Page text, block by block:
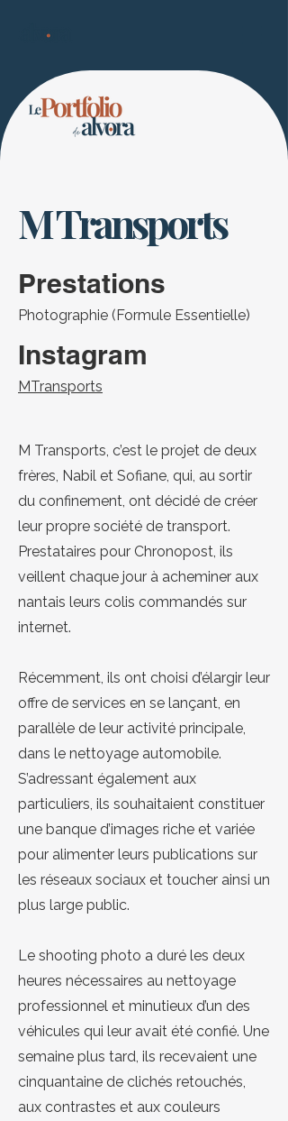
M Transports
Prestations
Photographie (Formule Essentielle)
Instagram
MTransports
M Transports, c’est le projet de deux
frères, Nabil et Sofiane, qui, au sortir
du confinement, ont décidé de créer
leur propre société de transport.
Prestataires pour Chronopost, ils
veillent chaque jour à acheminer aux
nantais leurs colis commandés sur
internet.
Récemment, ils ont choisi d’élargir leur
offre de services en se lançant, en
parallèle de leur activité principale,
dans le nettoyage automobile.
S’adressant également aux
particuliers, ils souhaitaient constituer
une banque d’images riche et variée
pour alimenter leurs publications sur
les réseaux sociaux et toucher ainsi un
plus large public.
Le shooting photo a duré les deux
heures nécessaires au nettoyage
professionnel et minutieux d’un des
véhicules qui leur avait été confié. Une
semaine plus tard, ils recevaient une
cinquantaine de clichés retouchés,
aux contrastes et aux couleurs